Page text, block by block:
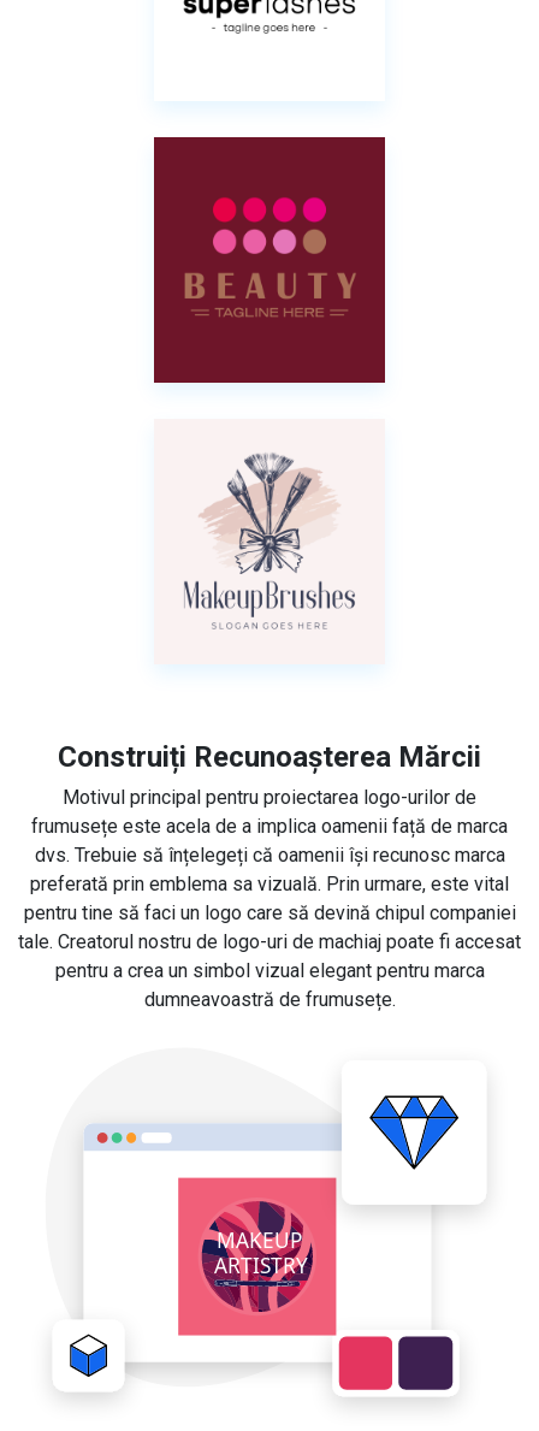
Construiți Recunoașterea Mărcii
Motivul principal pentru proiectarea logo-urilor de
frumusețe este acela de a implica oamenii față de marca
dvs. Trebuie să înțelegeți că oamenii își recunosc marca
preferată prin emblema sa vizuală. Prin urmare, este vital
pentru tine să faci un logo care să devină chipul companiei
tale. Creatorul nostru de logo-uri de machiaj poate fi accesat
pentru a crea un simbol vizual elegant pentru marca
dumneavoastră de frumusețe.